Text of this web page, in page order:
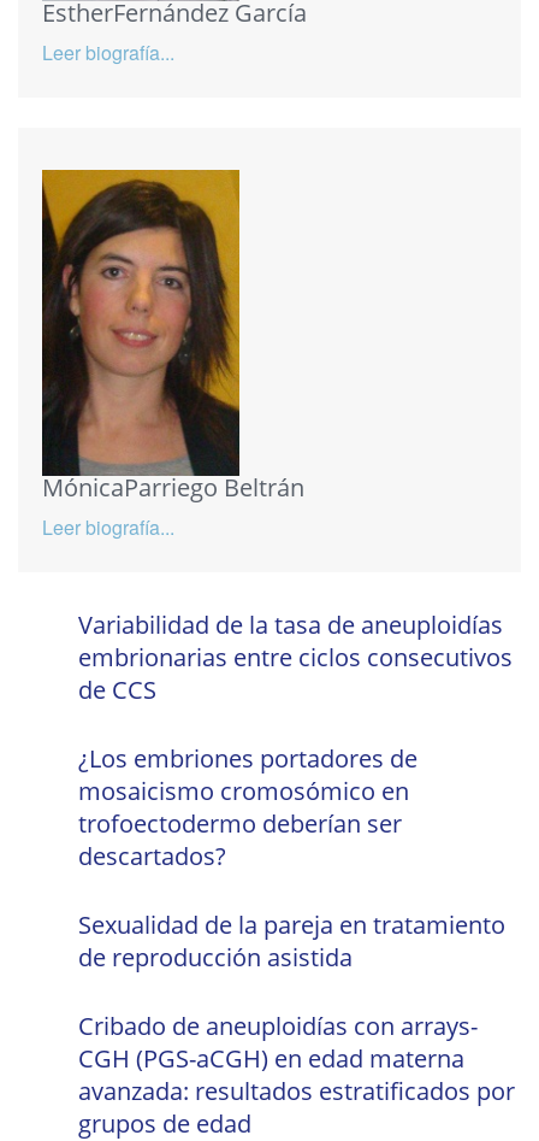
EstherFernández García
Leer biografía...
MónicaParriego Beltrán
Leer biografía...
Variabilidad de la tasa de aneuploidías
embrionarias entre ciclos consecutivos
de CCS
¿Los embriones portadores de
mosaicismo cromosómico en
trofoectodermo deberían ser
descartados?
Sexualidad de la pareja en tratamiento
de reproducción asistida
Cribado de aneuploidías con arrays-
CGH (PGS-aCGH) en edad materna
avanzada: resultados estratificados por
grupos de edad